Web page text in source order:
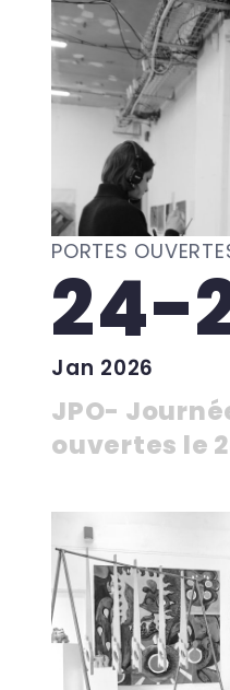
PORTES
24-
Jan 2026
JPO-
ouvertes le